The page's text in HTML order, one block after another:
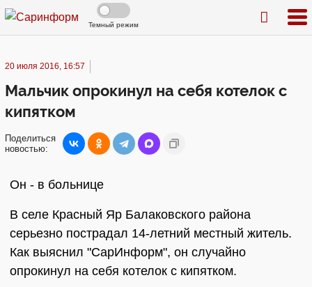
Темный режим
20 июля 2016, 16:57
Мальчик опрокинул на себя котелок с
кипятком
Поделиться
новостью:
Он - в больнице
В селе Красный Яр Балаковского района
серьезно пострадал 14-летний местный житель.
Как выяснил "СарИнформ", он случайно
опрокинул на себя котелок с кипятком.